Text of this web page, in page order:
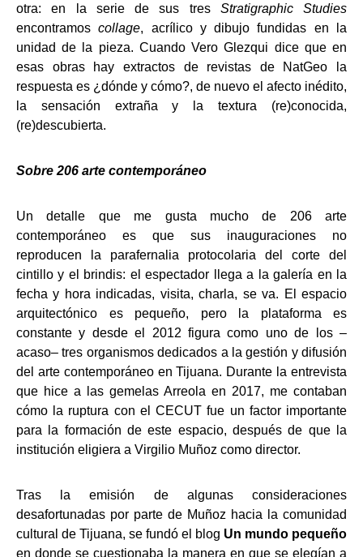
otra: en la serie de sus tres Stratigraphic Studies
encontramoscollage, acrílico y dibujo fundidas en la
unidad de la pieza. Cuando Vero Glezqui dice que en
esas obras hay extractos de revistas de NatGeo la
respuesta es ¿dónde y cómo?, de nuevo el afecto inédito,
la sensación extraña y la textura (re)conocida,
(re)descubierta.
Sobre 206 arte contemporáneo
Un detalle que me gusta mucho de 206 arte
contemporáneo es que sus inauguraciones no
reproducen la parafernalia protocolaria del corte del
cintillo y el brindis: el espectador llega a la galería en la
fecha y hora indicadas, visita, charla, se va. El espacio
arquitectónico es pequeño, pero la plataforma es
constante y desde el 2012 figura como uno de los –
acaso– tres organismos dedicados a la gestión y difusión
del arte contemporáneo en Tijuana. Durante la entrevista
que hice a las gemelas Arreola en 2017, me contaban
cómo la ruptura con el CECUT fue un factor importante
para la formación de este espacio, después de que la
institución eligiera a Virgilio Muñoz como director.
Tras la emisión de algunas consideraciones
desafortunadas por parte de Muñoz hacia la comunidad
cultural de Tijuana, se fundó el blog Un mundo pequeño
en donde se cuestionaba la manera en que se elegían a